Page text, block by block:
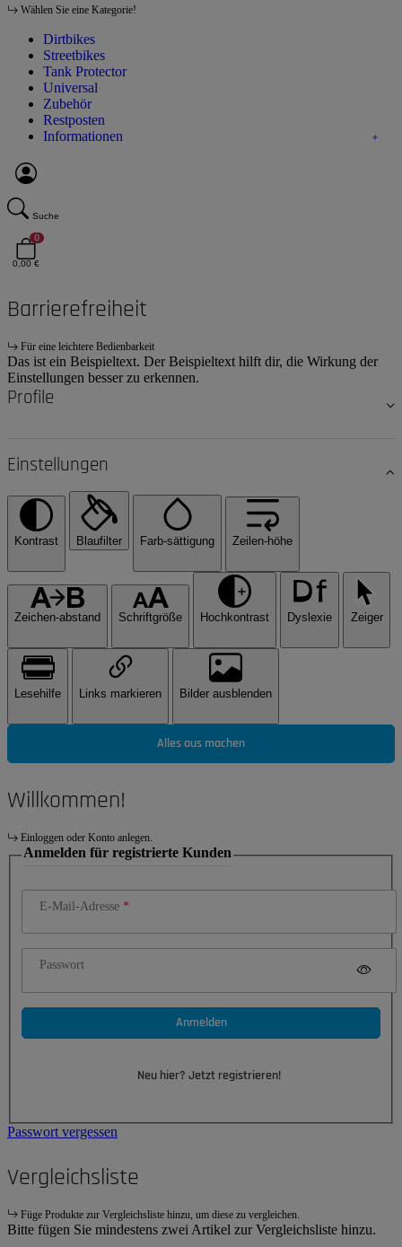
Wählen Sie eine Kategorie!
Dirtbikes
Streetbikes
Tank Protector
Universal
Zubehör
Restposten
Informationen
Suche
0
0,00 €
Barrierefreiheit
Für eine leichtere Bedienbarkeit
Das ist ein Beispieltext. Der Beispieltext hilft dir, die Wirkung der
Einstellungen besser zu erkennen.
Profile
Einstellungen
Kontrast Blaufilter Farb-sättigung Zeilen-höhe
Zeichen-abstand Schriftgröße Hochkontrast Dyslexie Zeiger
Lesehilfe Links markieren Bilder ausblenden
Alles aus machen
Willkommen!
Einloggen oder Konto anlegen.
Anmelden für registrierte Kunden
E-Mail-Adresse
Passwort
Anmelden
Neu hier? Jetzt registrieren!
Passwort vergessen
Vergleichsliste
Füge Produkte zur Vergleichsliste hinzu, um diese zu vergleichen.
Bitte fügen Sie mindestens zwei Artikel zur Vergleichsliste hinzu.